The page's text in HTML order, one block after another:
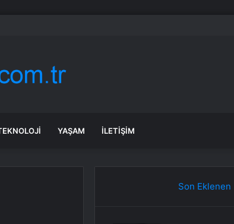
YAŞAM İLETIŞIM
Son Eklenen